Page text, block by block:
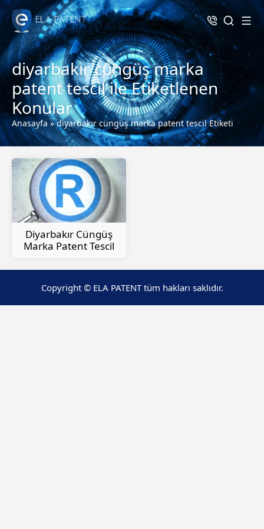
diyarbakır cüngüş marka
patent tescil ile Etiketlenen
Konular
Anasayfa»diyarbakır cüngüş marka patent tescil Etiketi
Diyarbakır Cüngüş
Marka Patent Tescil
Copyright © ELA PATENT tüm hakları saklıdır.